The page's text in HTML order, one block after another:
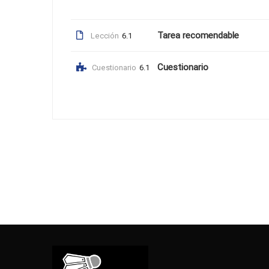
Lección 6.1 Tarea recomendable
Cuestionario 6.1 Cuestionario